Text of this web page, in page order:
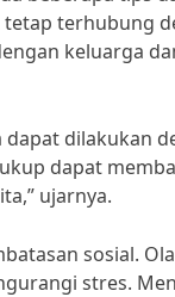
terhubung
keluarga
dilakukan
dapat
ujarnya.
sosial.
stres.